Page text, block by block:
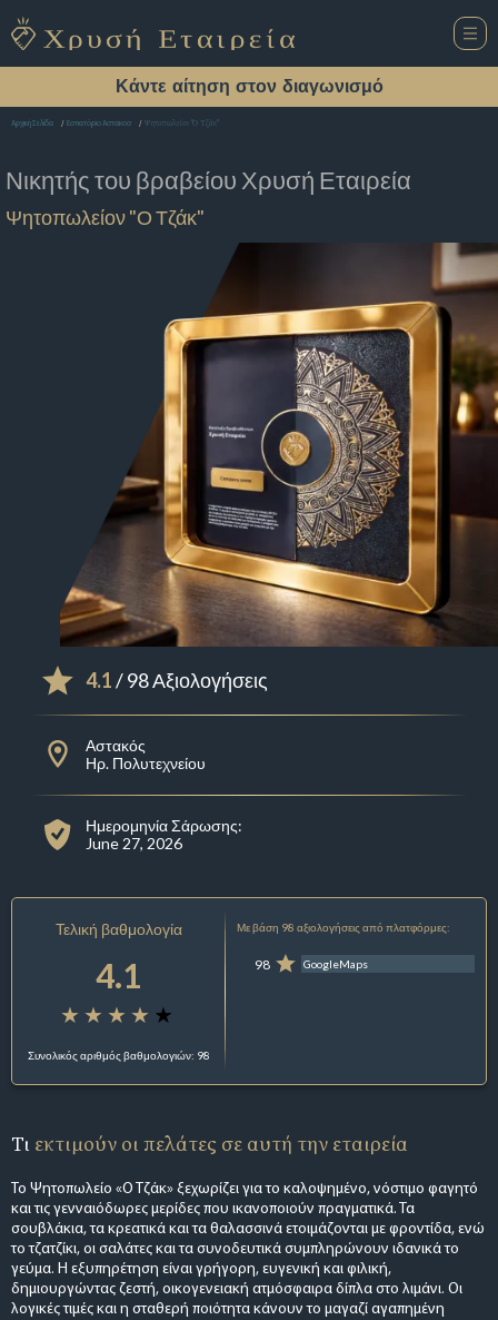
Κάντε αίτηση στον διαγωνισμό
Αρχική Σελίδα Εστιατόριο Αστακοσ Ψητοπωλείον "Ο Τζάκ"
Νικητής του βραβείου Χρυσή Εταιρεία
Ψητοπωλείον "Ο Τζάκ"
4.1/ 98 Αξιολογήσεις
Αστακός
Ηρ. Πολυτεχνείου
Ημερομηνία Σάρωσης:
June 27, 2026
Τελική βαθμολογία
4.1
Συνολικός αριθμός βαθμολογιών: 98
Με βάση 98 αξιολογήσεις από πλατφόρμες:
98 GoogleMaps
Τι εκτιμούν οι πελάτες σε αυτή την εταιρεία
Το Ψητοπωλείο «Ο Τζάκ» ξεχωρίζει για το καλοψημένο, νόστιμο φαγητό
και τις γενναιόδωρες μερίδες που ικανοποιούν πραγματικά. Τα
σουβλάκια, τα κρεατικά και τα θαλασσινά ετοιμάζονται με φροντίδα, ενώ
το τζατζίκι, οι σαλάτες και τα συνοδευτικά συμπληρώνουν ιδανικά το
γεύμα. Η εξυπηρέτηση είναι γρήγορη, ευγενική και φιλική,
δημιουργώντας ζεστή, οικογενειακή ατμόσφαιρα δίπλα στο λιμάνι. Οι
λογικές τιμές και η σταθερή ποιότητα κάνουν το μαγαζί αγαπημένη